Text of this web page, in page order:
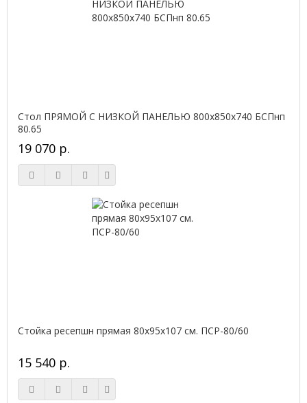
Стол ПРЯМОЙ С НИЗКОЙ ПАНЕЛЬЮ 800х850х740 БСПнп
80.65
19 070 р.
Стойка ресепшн прямая 80х95х107 см. ПСР-80/60
15 540 р.